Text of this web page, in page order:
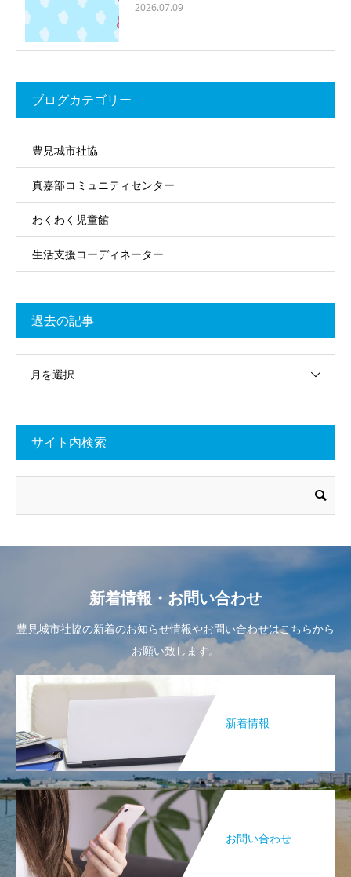
2026.07.09
ブログカテゴリー
豊見城市社協
真嘉部コミュニティセンター
わくわく児童館
生活支援コーディネーター
過去の記事
月を選択
サイト内検索
新着情報・お問い合わせ
豊見城市社協の新着のお知らせ情報やお問い合わせはこちらから
お願い致します。
新着情報
お問い合わせ